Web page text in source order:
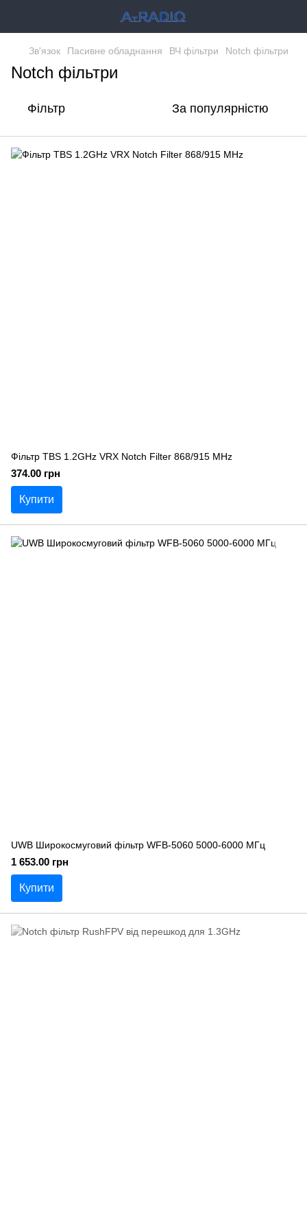
Зв'язок Пасивне обладнання ВЧ фільтри Notch фільтри
Notch фільтри
Фільтр За популярністю
Фільтр TBS 1.2GHz VRX Notch Filter 868/915 MHz
374.00 грн
Купити
UWB Широкосмуговий фільтр WFB-5060 5000-6000 МГц
1 653.00 грн
Купити